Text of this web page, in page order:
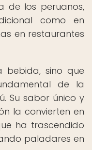
de los peruanos,
como en
en restaurantes
bebida, sino que
de la
Su sabor único y
la convierten en
ha trascendido
paladares en